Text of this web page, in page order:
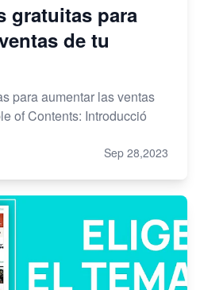
gratuitas para
de tu
para aumentar las ventas
of Contents: Introducció
Sep 28,2023